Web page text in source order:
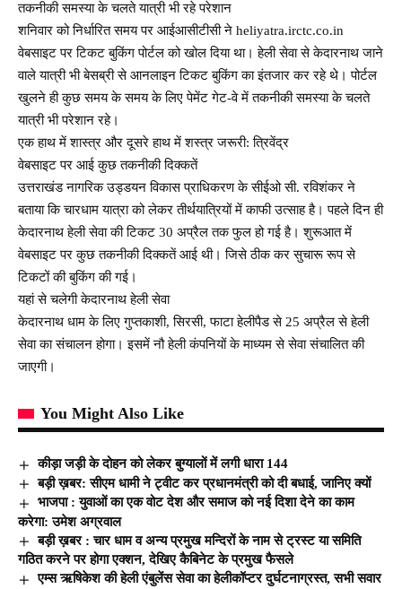
तकनीकी समस्या के चलते यात्री भी रहे परेशान
शनिवार को निर्धारित समय पर आईआसीटीसी ने heliyatra.irctc.co.in
वेबसाइट पर टिकट बुकिंग पोर्टल को खोल दिया था। हेली सेवा से केदारनाथ जाने
वाले यात्री भी बेसब्री से आनलाइन टिकट बुकिंग का इंतजार कर रहे थे। पोर्टल
खुलने ही कुछ समय के समय के लिए पेमेंट गेट-वे में तकनीकी समस्या के चलते
यात्री भी परेशान रहे।
एक हाथ में शास्त्र और दूसरे हाथ में शस्त्र जरूरी: त्रिवेंद्र
वेबसाइट पर आई कुछ तकनीकी दिक्कतें
उत्तराखंड नागरिक उड्डयन विकास प्राधिकरण के सीईओ सी. रविशंकर ने
बताया कि चारधाम यात्रा को लेकर तीर्थयात्रियों में काफी उत्साह है। पहले दिन ही
केदारनाथ हेली सेवा की टिकट 30 अप्रैल तक फुल हो गई है। शुरूआत में
वेबसाइट पर कुछ तकनीकी दिक्कतें आई थी। जिसे ठीक कर सुचारू रूप से
टिकटों की बुकिंग की गई।
यहां से चलेगी केदारनाथ हेली सेवा
केदारनाथ धाम के लिए गुप्तकाशी, सिरसी, फाटा हेलीपैड से 25 अप्रैल से हेली
सेवा का संचालन होगा। इसमें नौ हेली कंपनियों के माध्यम से सेवा संचालित की
जाएगी।
You Might Also Like
कीड़ा जड़ी के दोहन को लेकर बुग्यालों में लगी धारा 144
बड़ी ख़बर: सीएम धामी ने ट्वीट कर प्रधानमंत्री को दी बधाई, जानिए क्यों
भाजपा : युवाओं का एक वोट देश और समाज को नई दिशा देने का काम
करेगा: उमेश अग्रवाल
बड़ी ख़बर : चार धाम व अन्य प्रमुख मन्दिरों के नाम से ट्रस्ट या समिति
गठित करने पर होगा एक्शन, देखिए कैबिनेट के प्रमुख फैसले
एम्स ऋषिकेश की हेली एंबुलेंस सेवा का हेलीकॉप्टर दुर्घटनाग्रस्त, सभी सवार